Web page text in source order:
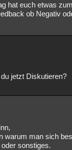
hat euch etwas
ob Negativ
jetzt Diskutieren?
warum man sich
sonstiges.